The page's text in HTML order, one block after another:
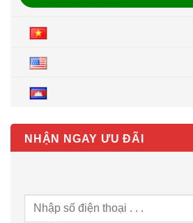
NHẬN NGAY ƯU ĐÃI